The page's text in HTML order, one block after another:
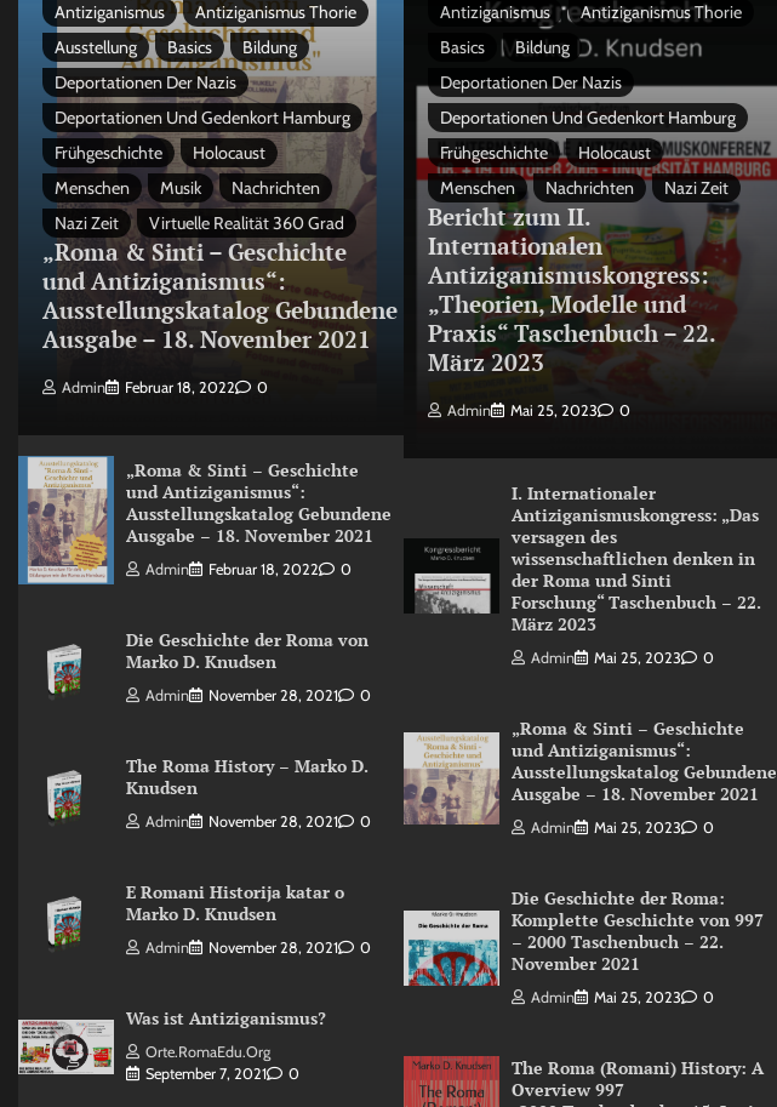
Antiziganismus
Antiziganismus Thorie
Ausstellung
Basics
Bildung
Deportationen Der Nazis
Deportationen Und Gedenkort Hamburg
Frühgeschichte
Holocaust
Menschen
Musik
Nachrichten
Nazi Zeit
Virtuelle Realität 360 Grad
„Roma & Sinti – Geschichte
und Antiziganismus“:
Ausstellungskatalog Gebundene
Ausgabe – 18. November 2021
Admin Februar 18, 2022 0
„Roma & Sinti – Geschichte
und Antiziganismus“:
Ausstellungskatalog Gebundene
Ausgabe – 18. November 2021
Admin Februar 18, 2022 0
Die Geschichte der Roma von
Marko D. Knudsen
Admin November 28, 2021 0
The Roma History – Marko D.
Knudsen
Admin November 28, 2021 0
E Romani Historija katar o
Marko D. Knudsen
Admin November 28, 2021 0
Was ist Antiziganismus?
Orte.RomaEdu.org
September 7, 2021
0
Antiziganismus
Antiziganismus Thorie
Basics
Bildung
Deportationen Der Nazis
Deportationen Und Gedenkort Hamburg
Frühgeschichte
Holocaust
Menschen
Nachrichten Nazi Zeit
Bericht zum II.
Internationalen
Antiziganismuskongress:
„Theorien, Modelle und
Praxis“ Taschenbuch – 22.
März 2023
Admin Mai 25, 2023 0
I. Internationaler
Antiziganismuskongress: „Das
versagen des
wissenschaftlichen denken in
der Roma und Sinti
Forschung“ Taschenbuch – 22.
März 2023
Admin Mai 25, 2023 0
„Roma & Sinti – Geschichte
und Antiziganismus“:
Ausstellungskatalog Gebundene
Ausgabe – 18. November 2021
Admin Mai 25, 2023 0
Die Geschichte der Roma:
Komplette Geschichte von 997
– 2000 Taschenbuch – 22.
November 2021
Admin Mai 25, 2023 0
The Roma (Romani) History: A
Overview 997